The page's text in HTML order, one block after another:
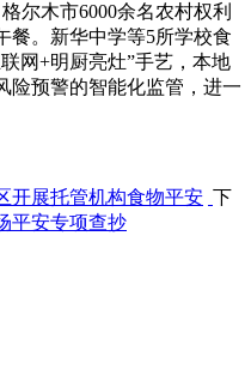
尔木市6000余名农村权利
餐。新华中学等5所学校食
网+明厨亮灶”手艺，本地
险预警的智能化监管，进一
开展托管机构食物平安 下
平安专项查抄